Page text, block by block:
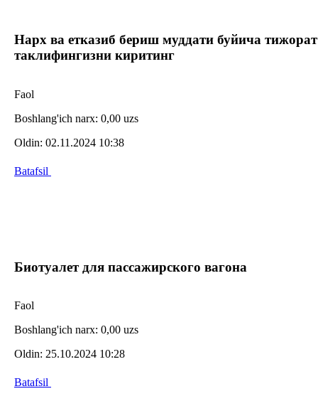
Нарх ва етказиб бериш муддати буйича тижорат
таклифингизни киритинг
Faol
Boshlang'ich narx: 0,00 uzs
Oldin: 02.11.2024 10:38
Batafsil
Биотуалет для пассажирского вагона
Faol
Boshlang'ich narx: 0,00 uzs
Oldin: 25.10.2024 10:28
Batafsil